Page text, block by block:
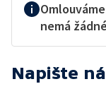
nemá
Napište